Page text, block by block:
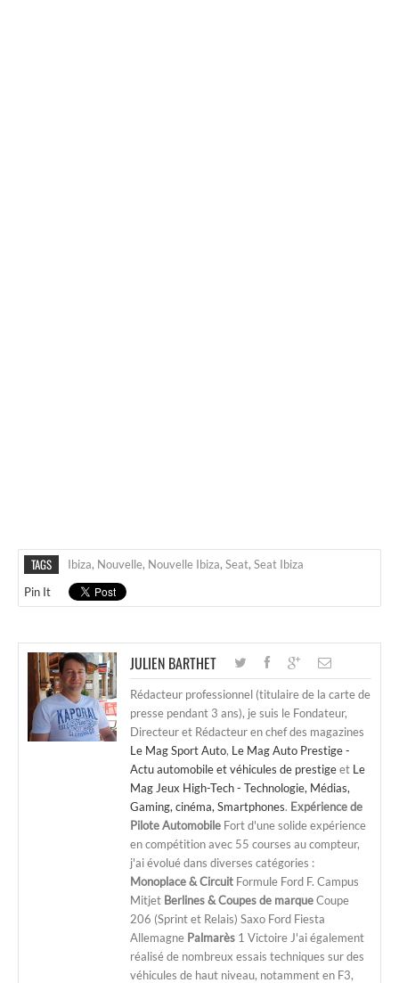
TAGS Ibiza, Nouvelle, Nouvelle Ibiza, Seat, Seat Ibiza
Pin It
JULIEN BARTHET
Rédacteur professionnel (titulaire de la carte de
presse pendant 3 ans), je suis le Fondateur,
Directeur et Rédacteur en chef des magazines
Le Mag Sport Auto, Le Mag Auto Prestige -
Actu automobile et véhicules de prestigeet Le
Mag Jeux High-Tech - Technologie, Médias,
Gaming, cinéma, Smartphones. Expérience de
Pilote Automobile Fort d'une solide expérience
en compétition avec 55 courses au compteur,
j'ai évolué dans diverses catégories :
Monoplace & Circuit Formule Ford F. Campus
Mitjet Berlines & Coupes de marqueCoupe
206 (Sprint et Relais) Saxo Ford Fiesta
Allemagne Palmarès 1 Victoire J'ai également
réalisé de nombreux essais techniques sur des
véhicules de haut niveau, notamment en F3,